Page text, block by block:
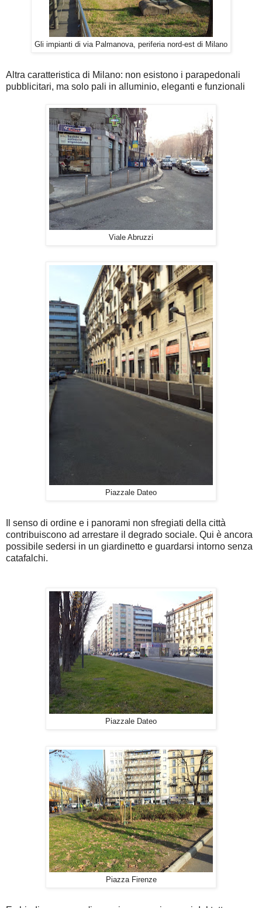
Gli impianti di via Palmanova, periferia nord-est di Milano
Altra caratteristica di Milano: non esistono i parapedonali
pubblicitari, ma solo pali in alluminio, eleganti e funzionali
Viale Abruzzi
Piazzale Dateo
Il senso di ordine e i panorami non sfregiati della città
contribuiscono ad arrestare il degrado sociale. Qui è ancora
possibile sedersi in un giardinetto e guardarsi intorno senza
catafalchi.
Piazzale Dateo
Piazza Firenze